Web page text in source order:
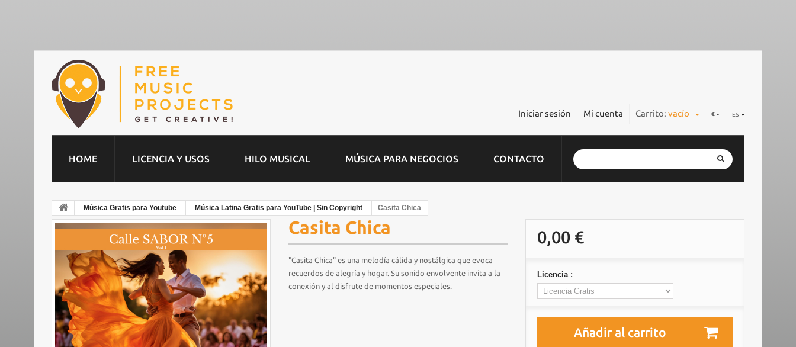
ES
€
Carrito: vacío
Mi cuenta
Iniciar sesión
HOME LICENCIA Y USOS HILO MUSICAL MÚSICA PARA NEGOCIOS CONTACTO
Música Gratis para Youtube Música Latina Gratis para YouTube | Sin Copyright Casita Chica
Casita Chica
"Casita Chica" es una melodía cálida y nostálgica que evoca
recuerdos de alegría y hogar. Su sonido envolvente invita a la
conexión y al disfrute de momentos especiales.
0,00 €
Licencia :
Añadir al carrito